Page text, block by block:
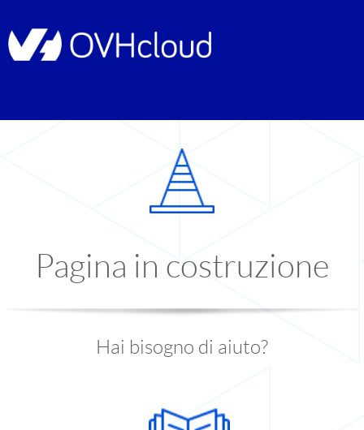
Pagina in costruzione
Hai bisogno di aiuto?